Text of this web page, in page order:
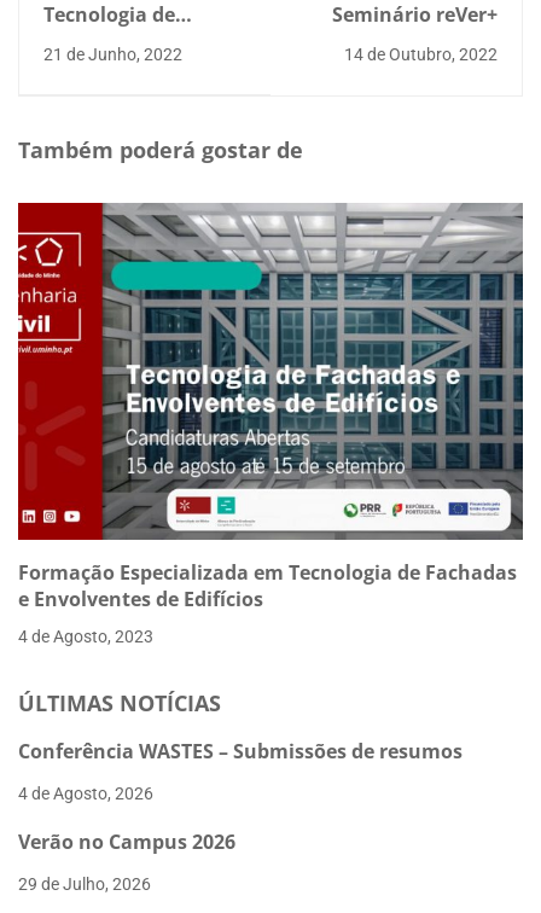
Tecnologia de
Fachadas e
Envolventes de
21 de Junho, 2022
Seminário reVer+
14 de Outubro, 2022
Também poderá gostar de
Formação Especializada em Tecnologia de Fachadas
e Envolventes de Edifícios
4 de Agosto, 2023
ÚLTIMAS NOTÍCIAS
Conferência WASTES – Submissões de resumos
4 de Agosto, 2026
Verão no Campus 2026
29 de Julho, 2026